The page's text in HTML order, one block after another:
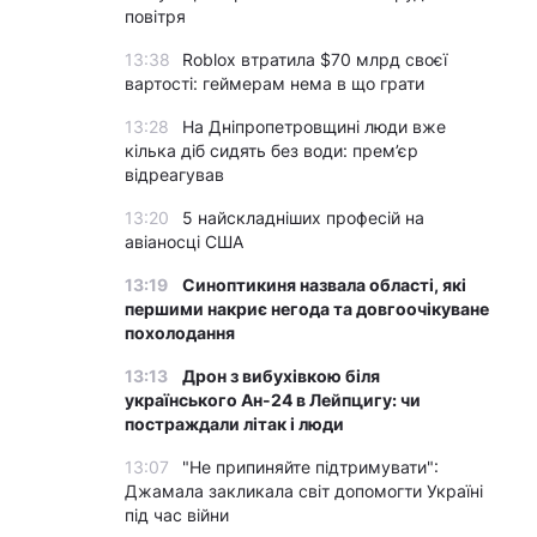
повітря
13:38
Roblox втратила $70 млрд своєї
вартості: геймерам нема в що грати
13:28
На Дніпропетровщині люди вже
кілька діб сидять без води: прем’єр
відреагував
13:20
5 найскладніших професій на
авіаносці США
13:19
Синоптикиня назвала області, які
першими накриє негода та довгоочікуване
похолодання
13:13
Дрон з вибухівкою біля
українського Ан-24 в Лейпцигу: чи
постраждали літак і люди
13:07
"Не припиняйте підтримувати":
Джамала закликала світ допомогти Україні
під час війни